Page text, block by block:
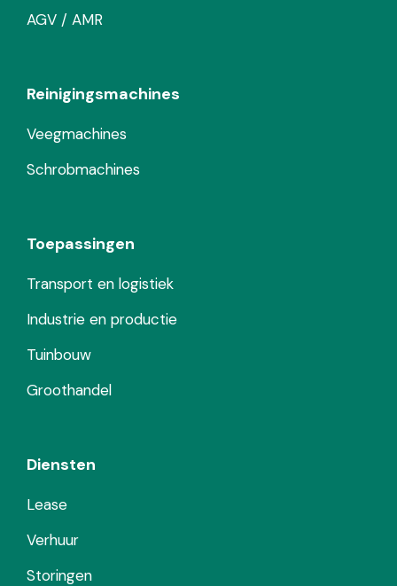
AGV / AMR
Reinigingsmachines
Veegmachines
Schrobmachines
Toepassingen
Transport en logistiek
Industrie en productie
Tuinbouw
Groothandel
Diensten
Lease
Verhuur
Storingen